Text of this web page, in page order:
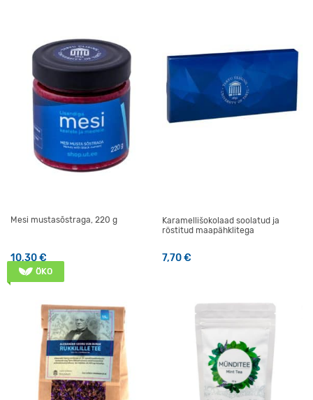
Mesi mustasõstraga, 220 g
10,30€
Karamellišokolaad soolatud ja
röstitud maapähklitega
7,70€
ÖKO